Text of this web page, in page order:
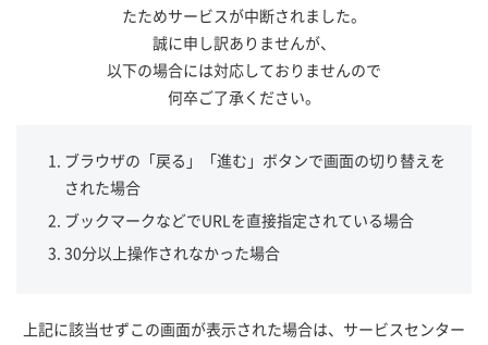
たためサービスが中断されました。
誠に申し訳ありませんが、
以下の場合には対応しておりませんので
何卒ご了承ください。
ブラウザの「戻る」「進む」ボタンで画面の切り替えを
された場合
ブックマークなどでURLを直接指定されている場合
30分以上操作されなかった場合
上記に該当せずこの画面が表示された場合は、サービスセンター